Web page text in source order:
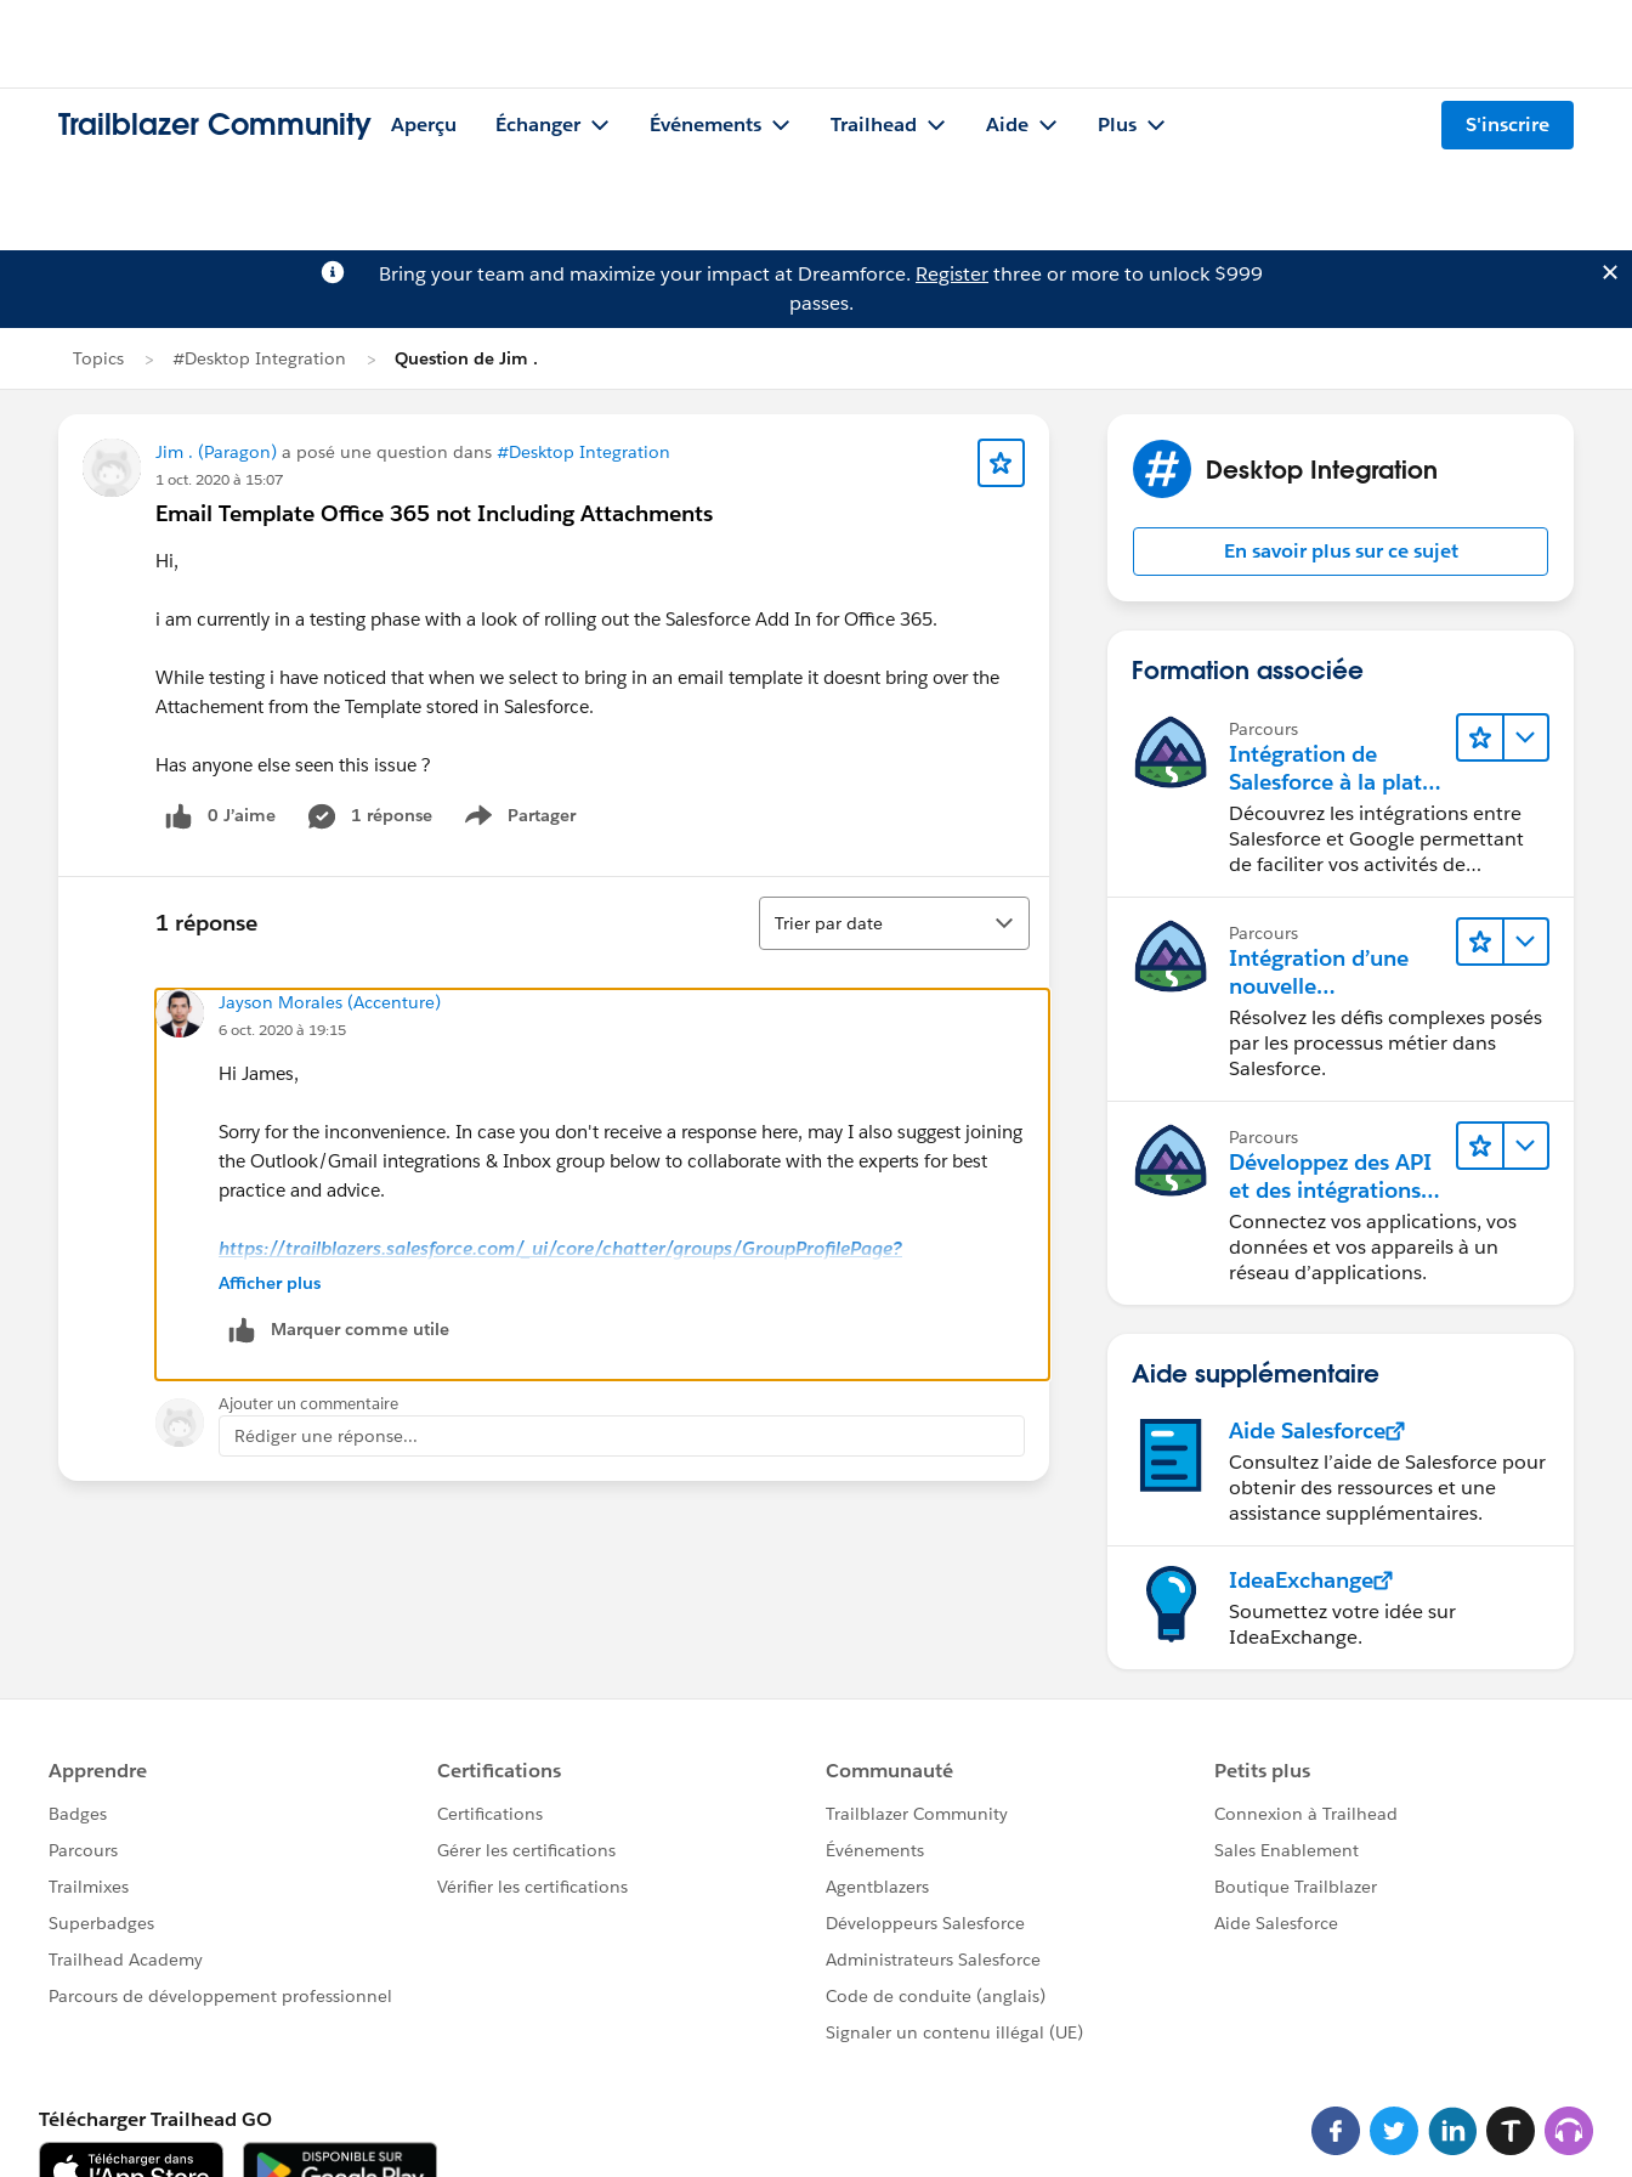
Trailblazer Community Aperçu Échanger Événements Trailhead Aide Plus S'inscrire
Bring your team and maximize your impact at Dreamforce. Registerthree or more to unlock $999
passes.
Topics #Desktop Integration Question de Jim .
Jim . (Paragon) a posé une question dans #Desktop Integration
1 oct. 2020 à 15:07
Email Template Office 365 not Including Attachments
Hi,
i am currently in a testing phase with a look of rolling out the Salesforce Add In for Office 365.
While testing i have noticed that when we select to bring in an email template it doesnt bring over the
Attachement from the Template stored in Salesforce.
Has anyone else seen this issue ?
0 J’aime 1 réponse Partager
Show menu
1 réponse
Tri
Trier par date
Jayson Morales (Accenture)
6 oct. 2020 à 19:15
Hi James,
Sorry for the inconvenience. In case you don't receive a response here, may I also suggest joining
the Outlook/Gmail integrations & Inbox group below to collaborate with the experts for best
practice and advice.
https://trailblazers.salesforce.com/_ui/core/chatter/groups/GroupProfilePage?
g=0F9300000009M90CAE
Hope that helps.
Regards,
Jayson
Afficher plus
Marquer comme utile
Ajouter un commentaire
Rédiger une réponse...
Desktop Integration
En savoir plus sur ce sujet
Formation associée
Parcours
Intégration de
Salesforce à la plate-
forme Google
Découvrez les intégrations entre
Salesforce et Google permettant
de faciliter vos activités de
ainsi que de renforcer votre
productivité.
Parcours
Intégration d’une
nouvelle
organisation
commerciale
Résolvez les défis complexes posés
par les processus métier dans
Salesforce.
Parcours
Développez des API
et des intégrations
formidables avec
MuleSoft
Connectez vos applications, vos
données et vos appareils à un
réseau d’applications.
Aide supplémentaire
Aide Salesforce
Consultez l’aide de Salesforce pour
obtenir des ressources et une
assistance supplémentaires.
IdeaExchange
Soumettez votre idée sur
IdeaExchange.